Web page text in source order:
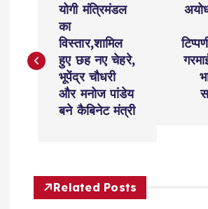
s
a
योगी मंत्रिमंडल
का
विस्‍तार,शामिल
हुए छह नए चेहरे,
भूपेंद्र चौधरी
और मनोज पांडेय
बने कैबिनेट मंत्री
Related Posts